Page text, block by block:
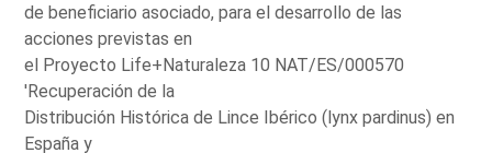
de beneficiario asociado, para el desarrollo de las
acciones previstas en
el Proyecto Life+Naturaleza 10 NAT/ES/000570
'Recuperación de la
Distribución Histórica de Lince Ibérico (lynx pardinus) en
España y